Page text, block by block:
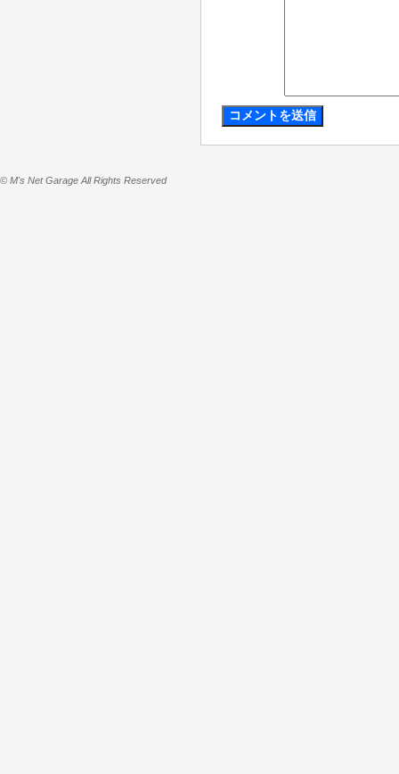
© M's Net Garage All Rights Reserved